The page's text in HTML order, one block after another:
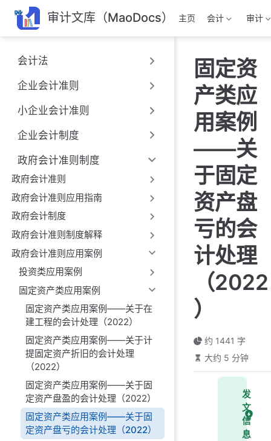
跳
至
主
內
容
审计文库（MaoDocs） 主页 会计 审计
会计法
企业会计准则
小企业会计准则
企业会计制度
政府会计准则制度
政府会计准则
政府会计准则应用指南
政府会计制度
政府会计准则制度解释
政府会计准则应用案例
投资类应用案例
固定资产类应用案例
固定资产类应用案例——关于在
建工程的会计处理（2022）
固定资产类应用案例——关于计
提固定资产折旧的会计处理
（2022）
固定资产类应用案例——关于固
定资产盘盈的会计处理（2022）
固定资产类应用案例——关于固
定资产盘亏的会计处理（2022）
固定资
产类应
用案例
——关
于固定
资产盘
亏的会
计处理
（2022
）
约 1441 字
大约 5 分钟
发
文
信
息